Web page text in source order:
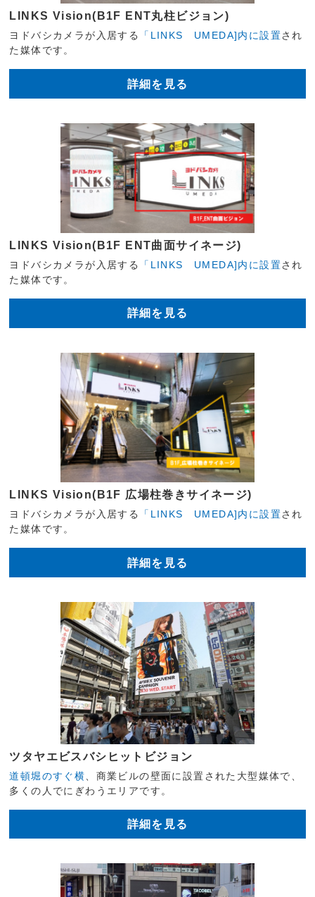
LINKS Vision(B1F ENT丸柱ビジョン)
ヨドバシカメラが入居する 「LINKS UMEDA]内に設置され
た媒体です。
詳細を見る
LINKS Vision(B1F ENT曲面サイネージ)
ヨドバシカメラが入居する 「LINKS UMEDA]内に設置され
た媒体です。
詳細を見る
LINKS Vision(B1F 広場柱巻きサイネージ)
ヨドバシカメラが入居する 「LINKS UMEDA]内に設置され
た媒体です。
詳細を見る
ツタヤエビスバシヒットビジョン
道頓堀のすぐ横 、商業ビルの壁面に設置された大型媒体で、
多くの人でにぎわうエリアです。
詳細を見る